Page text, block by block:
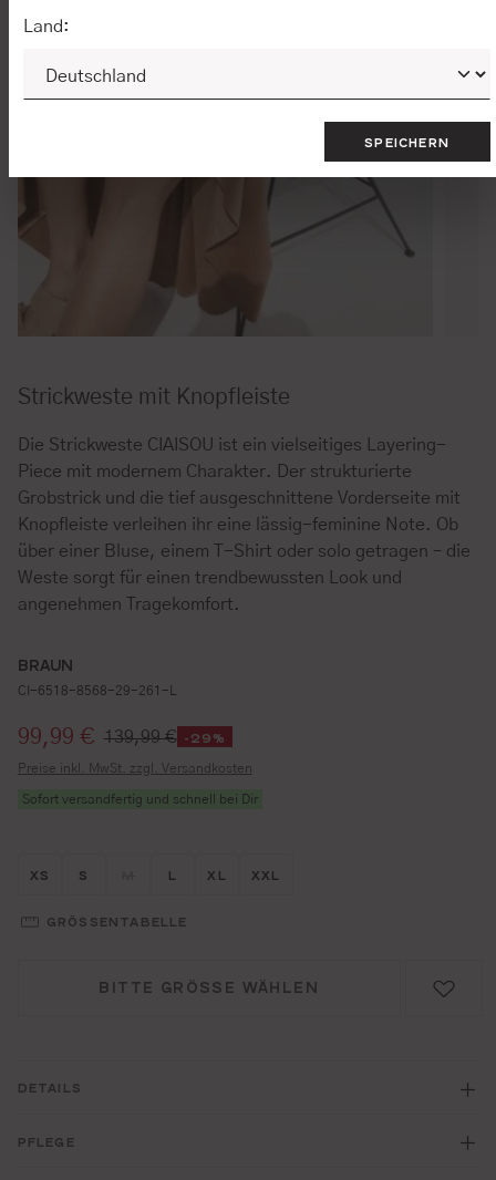
Strickweste mit Knopfleiste
Die Strickweste CIAISOU ist ein vielseitiges Layering-
Piece mit modernem Charakter. Der strukturierte
Grobstrick und die tief ausgeschnittene Vorderseite mit
Knopfleiste verleihen ihr eine lässig-feminine Note. Ob
über einer Bluse, einem T-Shirt oder solo getragen – die
Weste sorgt für einen trendbewussten Look und
angenehmen Tragekomfort.
BRAUN
CI-6518-8568-29-261-L
Verkaufspreis:
99,99 € 139,99 € -29%
Preise inkl. MwSt. zzgl. Versandkosten
Sofort versandfertig und schnell bei Dir
Größe wählen
XS Größe wählen
S Größe wählen
Größe wählen
L Größe wählen
XL Größe wählen
XXL
GRÖSSENTABELLE
BITTE GRÖSSE WÄHLEN
DETAILS
PFLEGE
Land:
SPEICHERN